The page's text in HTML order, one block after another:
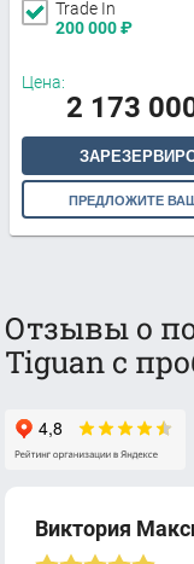
Trade In
200 000₽
Цена:
2 173
ПРЕДЛОЖИТЕ
Отзывы о
Tiguan с
Виктория